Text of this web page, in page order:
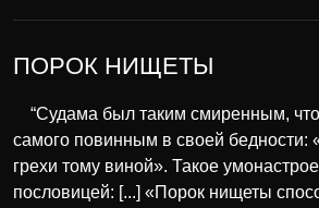
ПОРОК НИЩЕТЫ
“Судама был таким смиренным,
самого повинным в своей бедности:
грехи тому виной». Такое
пословицей: [...] «Порок нищеты